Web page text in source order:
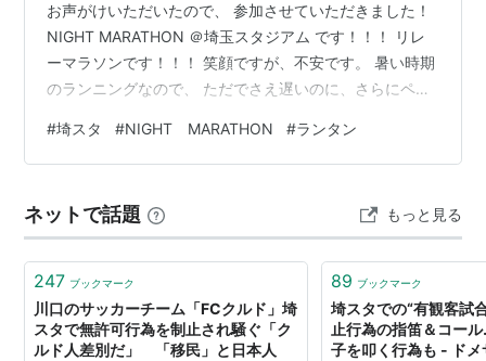
お声がけいただいたので、 参加させていただきました！
NIGHT MARATHON ＠埼玉スタジアム です！！！ リレ
ーマラソンです！！！ 笑顔ですが、不安です。 暑い時期
のランニングなので、 ただでさえ遅いのに、さらにペー
いただければ ➡ 喜んで参加するタイプ🏃 それでも、今回
は、 涼しい風が吹いていて、７月としては快適なコンデ
が（いつものこと）、 無事にタスキをつなぐことができ
ました！ そして、今年は、なんと！！！ ６６００円く
ら…
#埼スタ #NIGHT MARATHON #ランタン
ネットで話題 もっと見る
247 ブックマーク
川口のサッカーチーム「FCクルド」埼
スタで無許可行為を制止され騒ぐ「ク
ルド人差別だ」 「移民」と日本人
89 ブックマーク
埼スタでの“有観客試
止行為の指笛＆コー
子を叩く行為も - ド